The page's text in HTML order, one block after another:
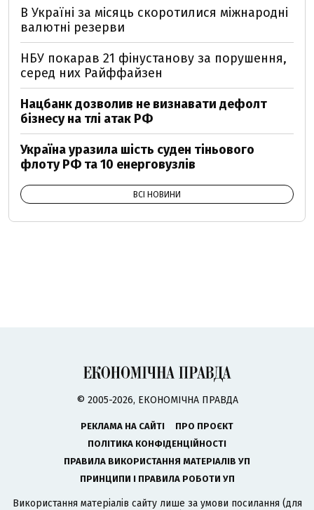
В Україні за місяць скоротилися міжнародні
валютні резерви
НБУ покарав 21 фінустанову за порушення,
серед них Райффайзен
Нацбанк дозволив не визнавати дефолт
бізнесу на тлі атак РФ
Україна уразила шість суден тіньового
флоту РФ та 10 енерговузлів
ВСІ НОВИНИ
© 2005-2026, ЕКОНОМІЧНА ПРАВДА
РЕКЛАМА НА САЙТІ
ПРО ПРОЄКТ
ПОЛІТИКА КОНФІДЕНЦІЙНОСТІ
ПРАВИЛА ВИКОРИСТАННЯ МАТЕРІАЛІВ УП
ПРИНЦИПИ І ПРАВИЛА РОБОТИ УП
Використання матеріалів сайту лише за умови посилання (для